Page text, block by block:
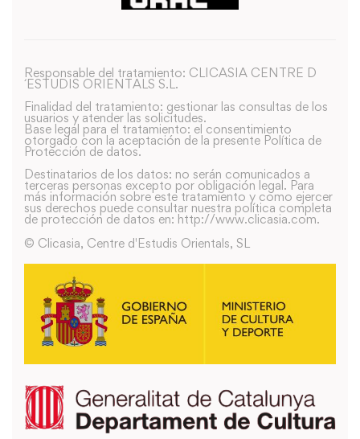
Responsable del tratamiento: CLICASIA CENTRE D
´ESTUDIS ORIENTALS S.L.
Finalidad del tratamiento: gestionar las consultas de los
usuarios y atender las solicitudes.
Base legal para el tratamiento: el consentimiento
otorgado con la aceptación de la presente Política de
Protección de datos.
Destinatarios de los datos: no serán comunicados a
terceras personas excepto por obligación legal. Para
más información sobre este tratamiento y como ejercer
sus derechos puede consultar nuestra política completa
de protección de datos en: http://www.clicasia.com.
© Clicasia, Centre d'Estudis Orientals, SL